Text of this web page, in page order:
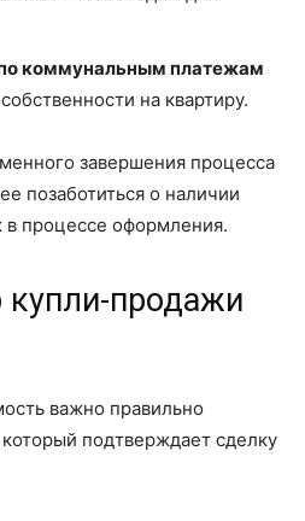
коммунальным платежам
на квартиру.
завершения процесса
позаботиться о наличии
процессе оформления.
купли-продажи
важно правильно
подтверждает сделку